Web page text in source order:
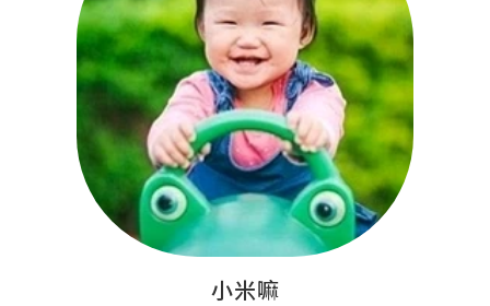
小米嘛